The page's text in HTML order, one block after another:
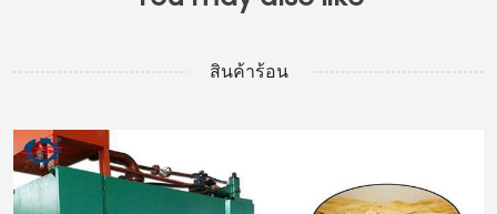
สินค้าร้อน